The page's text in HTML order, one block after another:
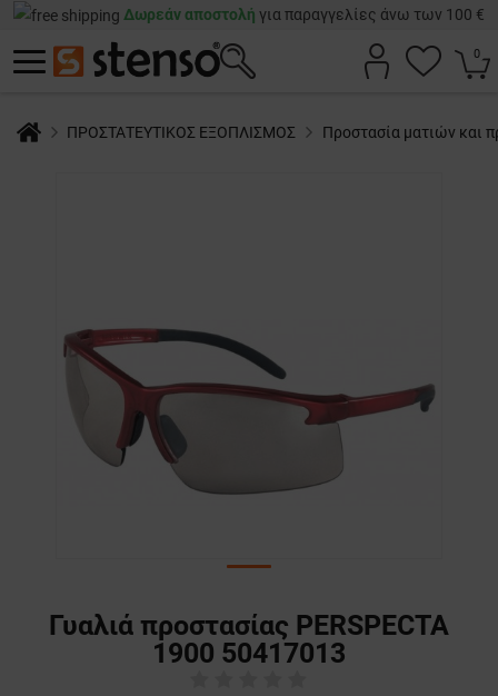
Δωρεάν αποστολή για παραγγελίες άνω των 100 €
0
ΠΡΟΣΤΑΤΕΥΤΙΚΟΣ ΕΞΟΠΛΙΣΜΟΣ Προστασία ματιών και
Γυαλιά προστασίας PERSPECTA
1900 50417013